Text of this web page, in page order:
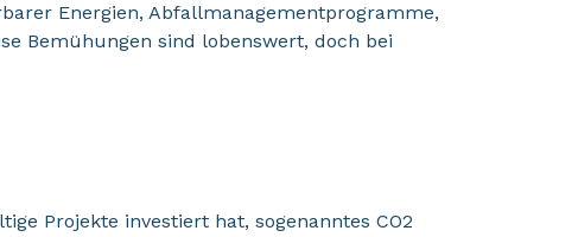
Energien, Abfallmanagementprogramme,
Bemühungen sind lobenswert, doch bei
Projekte investiert hat, sogenanntes CO2